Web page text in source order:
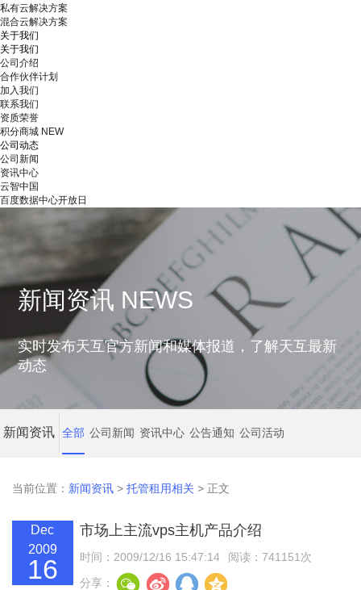
私有云解决方案
混合云解决方案
关于我们
关于我们
公司介绍
合作伙伴计划
加入我们
联系我们
资质荣誉
积分商城 NEW
公司动态
公司新闻
资讯中心
云智中国
百度数据中心开放日
新闻资讯 NEWS
实时发布天互官方新闻和媒体报道，了解天互最新
动态
新闻资讯 全部 公司新闻 资讯中心 公告通知 公司活动
当前位置： 新闻资讯 >托管租用相关 > 正文
Dec
2009
16
市场上主流vps主机产品介绍
时间：2009/12/16 15:47:14
阅读：741151次
分享：